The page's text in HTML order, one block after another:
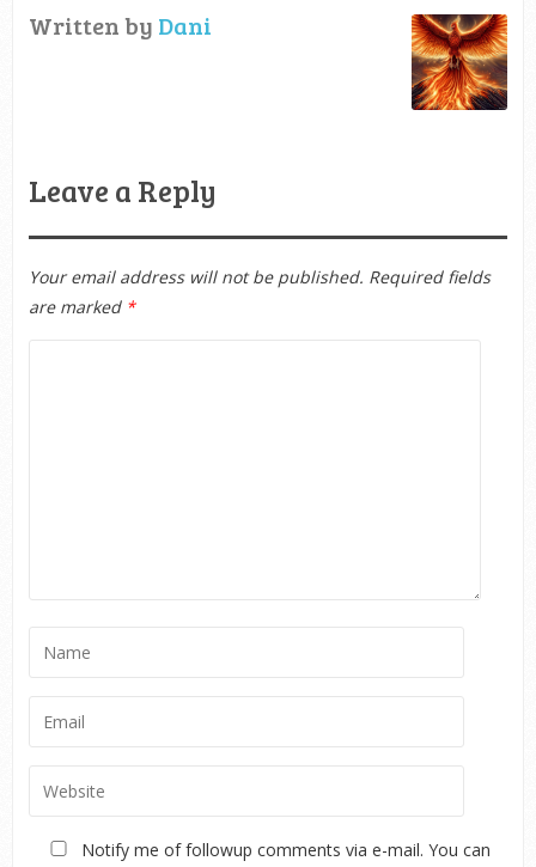
Written by Dani
Leave a Reply
Your email address will not be published. Required fields
are marked *
Notify me of followup comments via e-mail. You can